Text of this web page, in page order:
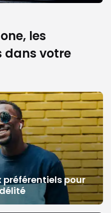
les
dans votre
préférentiels pour